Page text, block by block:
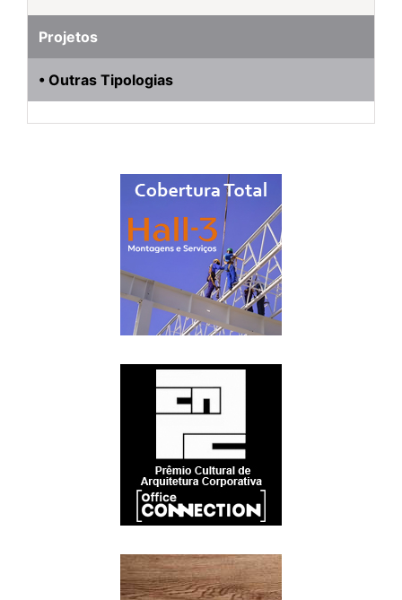
Projetos
• Outras Tipologias